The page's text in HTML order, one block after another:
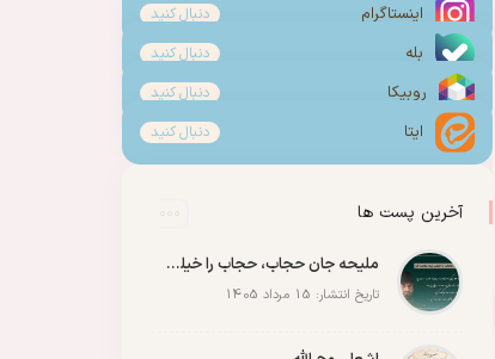
اینستاگرام دنبال کنید
بله دنبال کنید
روبیکا دنبال کنید
ایتا دنبال کنید
آخرین پست ها
ملیحه جان حجاب، حجاب را خیلی زیاد رعایت کن
تاریخ انتشار: 15 مرداد 1405